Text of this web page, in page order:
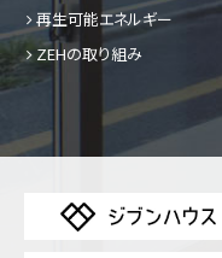
再生可能エネルギー
ZEHの取り組み